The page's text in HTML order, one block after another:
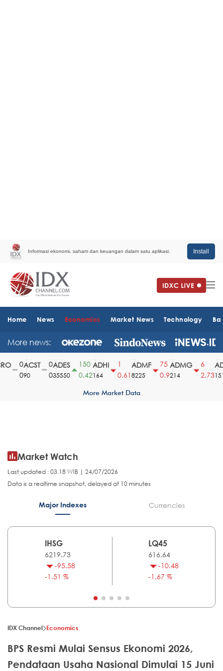
Informasi ekonomi, saham dan keuangan dalam satu aplikasi. Install
Home News Economics Market News Technology
More news:
ACST
90
ADES
35550
150
0.42
ADHI
164
0.61
ADMF
8225
75
0.9
ADMG
214
2.731510
More Market Data
Market Watch
Last updated : 03.18 WIB | 24/07/2026
Data is a realtime snapshot, delayed at 10 minutes
Major Indexes Currencies
IHSG
6219.73
-95.58
-1.51 %
LQ45
616.64
-10.48
-1.67 %
IDX Channel Economics
BPS Resmi Mulai Sensus Ekonomi 2026,
Pendataan Usaha Nasional Dimulai 15 Juni